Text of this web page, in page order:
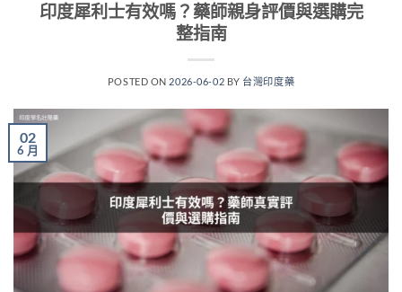
印度犀利士有效嗎？藥師親身評價與選購完
整指南
POSTED ON 2026-06-02 BY 台灣印度藥
02
6 月